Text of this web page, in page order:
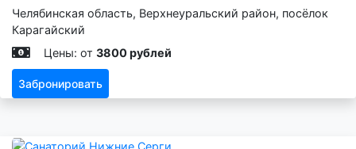
Челябинская область, Верхнеуральский район, посёлок
Карагайский
Цены: от 3800 рублей
Забронировать